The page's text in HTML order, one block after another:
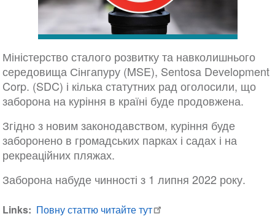
Міністерство сталого розвитку та навколишнього
середовища Сінгапуру (MSE), Sentosa Development
Corp. (SDC) і кілька статутних рад оголосили, що
заборона на куріння в країні буде продовжена.
Згідно з новим законодавством, куріння буде
заборонено в громадських парках і садах і на
рекреаційних пляжах.
Заборона набуде чинності з 1 липня 2022 року.
Links Повну статтю читайте тут